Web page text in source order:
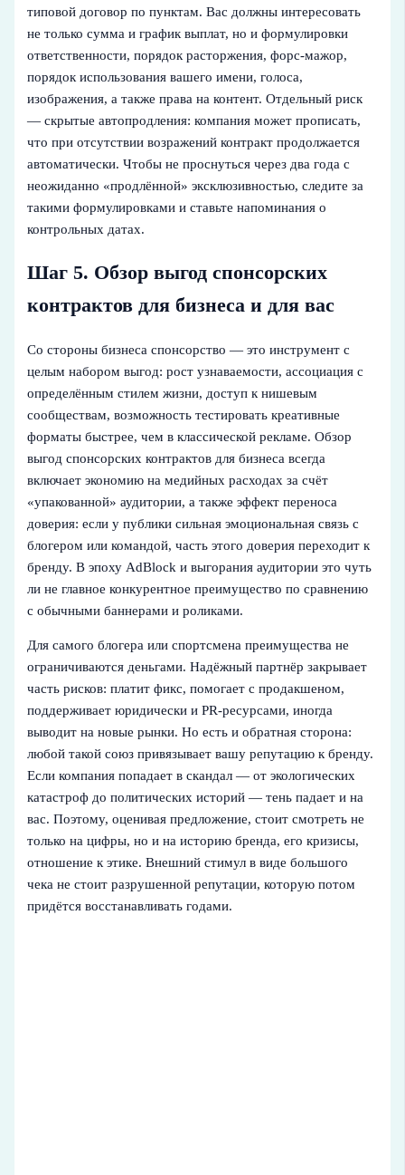
типовой договор по пунктам. Вас должны интересовать
не только сумма и график выплат, но и формулировки
ответственности, порядок расторжения, форс‑мажор,
порядок использования вашего имени, голоса,
изображения, а также права на контент. Отдельный риск
— скрытые автопродления: компания может прописать,
что при отсутствии возражений контракт продолжается
автоматически. Чтобы не проснуться через два года с
неожиданно «продлённой» эксклюзивностью, следите за
такими формулировками и ставьте напоминания о
контрольных датах.
Шаг 5. Обзор выгод спонсорских
контрактов для бизнеса и для вас
Со стороны бизнеса спонсорство — это инструмент с
целым набором выгод: рост узнаваемости, ассоциация с
определённым стилем жизни, доступ к нишевым
сообществам, возможность тестировать креативные
форматы быстрее, чем в классической рекламе. Обзор
выгод спонсорских контрактов для бизнеса всегда
включает экономию на медийных расходах за счёт
«упакованной» аудитории, а также эффект переноса
доверия: если у публики сильная эмоциональная связь с
блогером или командой, часть этого доверия переходит к
бренду. В эпоху AdBlock и выгорания аудитории это чуть
ли не главное конкурентное преимущество по сравнению
с обычными баннерами и роликами.
Для самого блогера или спортсмена преимущества не
ограничиваются деньгами. Надёжный партнёр закрывает
часть рисков: платит фикс, помогает с продакшеном,
поддерживает юридически и PR‑ресурсами, иногда
выводит на новые рынки. Но есть и обратная сторона:
любой такой союз привязывает вашу репутацию к бренду.
Если компания попадает в скандал — от экологических
катастроф до политических историй — тень падает и на
вас. Поэтому, оценивая предложение, стоит смотреть не
только на цифры, но и на историю бренда, его кризисы,
отношение к этике. Внешний стимул в виде большого
чека не стоит разрушенной репутации, которую потом
придётся восстанавливать годами.